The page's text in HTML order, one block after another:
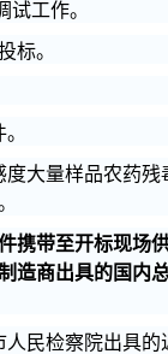
工作。
标。
大量样品农药
携带至开标现场
造商出具的国内
民检察院出具